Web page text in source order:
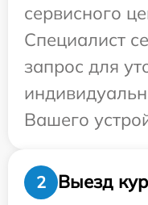
сервисного
Специалист
запрос для
Вашего
2
Выезд